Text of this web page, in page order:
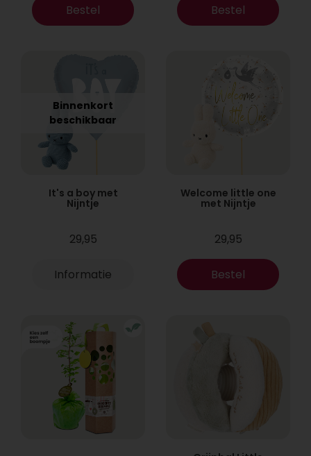
Bestel Bestel
Binnenkort
beschikbaar
It's a boy met
Nijntje
29,95
Informatie
Welcome little one
met Nijntje
29,95
Bestel